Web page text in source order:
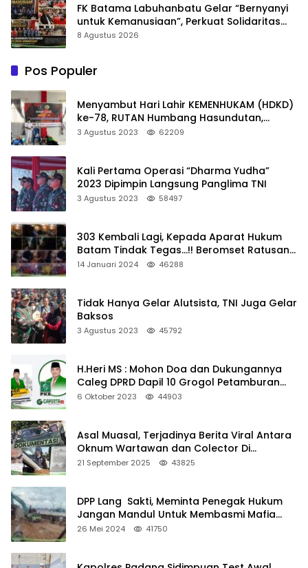
FK Batama Labuhanbatu Gelar “Bernyanyi
untuk Kemanusiaan”, Perkuat Solidaritas
dan Kepedulian Sosial
8 Agustus 2026
Pos Populer
Menyambut Hari Lahir KEMENHUKAM (HDKD)
ke-78, RUTAN Humbang Hasundutan,
Kanwil KEMENKUMHAM SUMUT Gelar
3 Agustus 2023 62209
Kali Pertama Operasi “Dharma Yudha”
2023 Dipimpin Langsung Panglima TNI
3 Agustus 2023 58497
303 Kembali Lagi, Kepada Aparat Hukum
Batam Tindak Tegas…!! Beromset Ratusan
Juta Per-Hari
14 Januari 2024 46288
Tidak Hanya Gelar Alutsista, TNI Juga Gelar
Baksos
3 Agustus 2023 45792
H.Heri MS : Mohon Doa dan Dukungannya
Caleg DPRD Dapil 10 Grogol Petamburan
Jakarta Barat
6 Oktober 2023 44903
Asal Muasal, Terjadinya Berita Viral Antara
Oknum Wartawan dan Colector Di
Rantauprapat
21 September 2025 43825
DPP Lang Sakti, Meminta Penegak Hukum
Jangan Mandul Untuk Membasmi Mafia
Pasir Yang Belum Ada Keputusan Motorium
26 Mei 2024 41750